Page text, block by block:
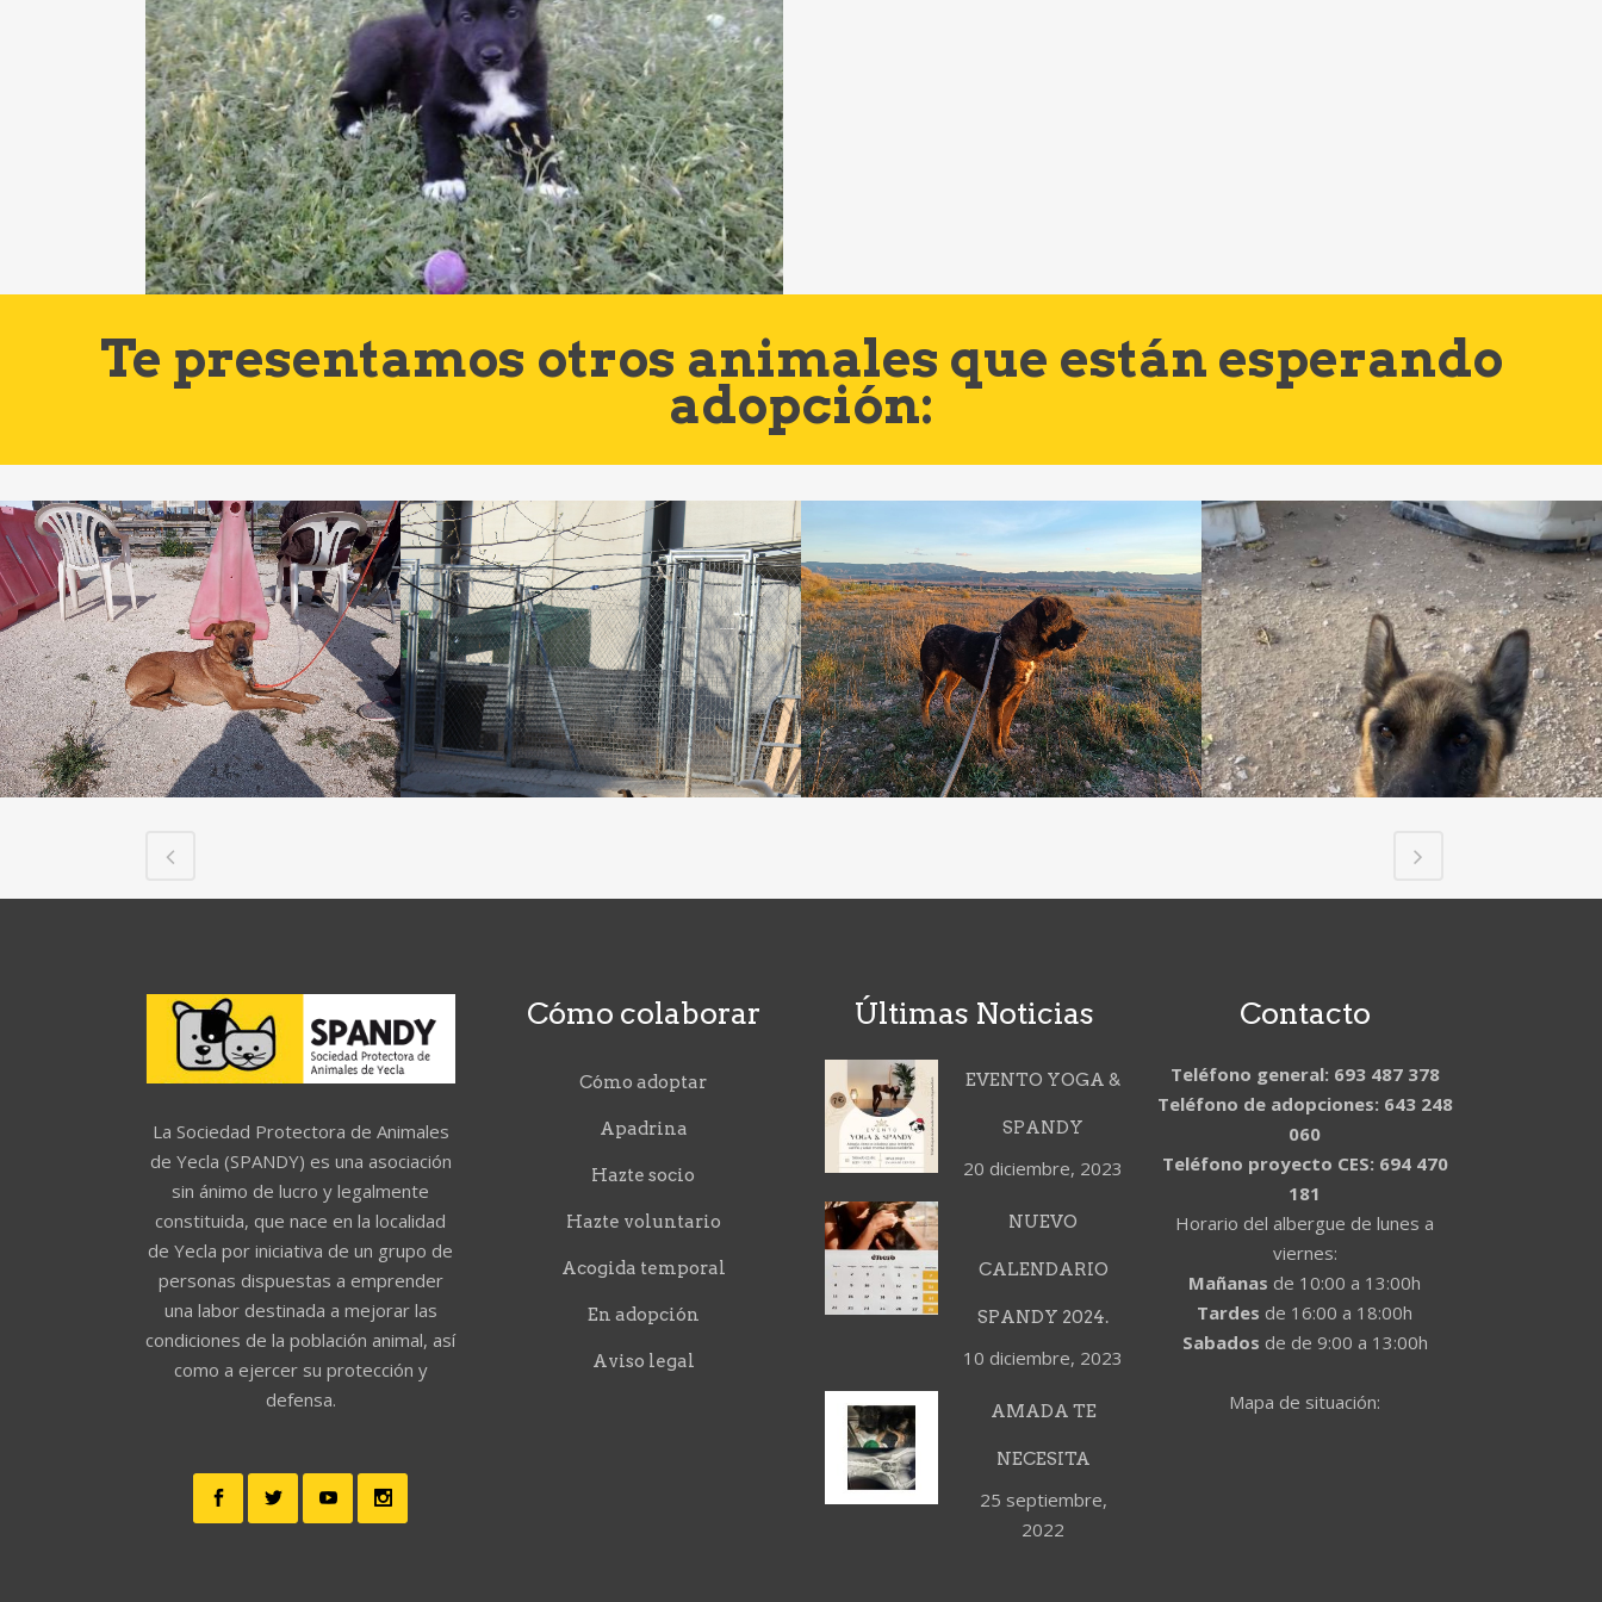
Te presentamos otros animales que están esperando
adopción:
La Sociedad Protectora de Animales
de Yecla (SPANDY) es una asociación
sin ánimo de lucro y legalmente
constituida, que nace en la localidad
de Yecla por iniciativa de un grupo de
personas dispuestas a emprender
una labor destinada a mejorar las
condiciones de la población animal, así
como a ejercer su protección y
defensa.
Cómo colaborar
Cómo adoptar
Apadrina
Hazte socio
Hazte voluntario
Acogida temporal
En adopción
Aviso legal
Últimas Noticias
EVENTO YOGA &
SPANDY
20 diciembre, 2023
NUEVO
CALENDARIO
SPANDY 2024.
10 diciembre, 2023
AMADA TE
NECESITA
25 septiembre,
2022
Contacto
Teléfono general: 693 487 378
Teléfono de adopciones: 643 248
060
Teléfono proyecto CES: 694 470
181
Horario del albergue de lunes a
viernes:
Mañanas de 10:00 a 13:00h
Tardes de 16:00 a 18:00h
Sabados de de 9:00 a 13:00h
Mapa de situación: